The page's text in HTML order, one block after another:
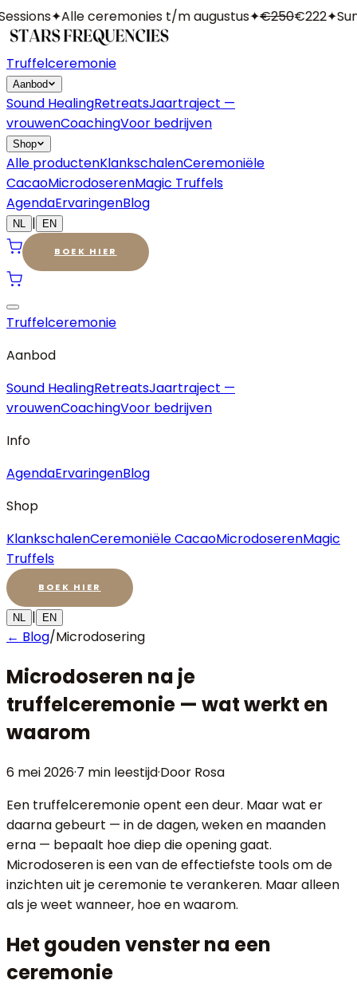
✦Alle ceremonies t/m augustus✦€250€222✦
Truffelceremonie
Aanbod
Sound HealingRetreatsJaartraject —
vrouwenCoachingVoor bedrijven
Shop
Alle productenKlankschalenCeremoniële
CacaoMicrodoserenMagic Truffels
AgendaErvaringenBlog
NL | EN
BOEK HIER
Truffelceremonie
Aanbod
Sound HealingRetreatsJaartraject —
vrouwenCoachingVoor bedrijven
Info
AgendaErvaringenBlog
Shop
KlankschalenCeremoniële CacaoMicrodoserenMagic
Truffels
BOEK HIER
NL | EN
← Blog/Microdosering
Microdoseren na je
truffelceremonie — wat werkt en
waarom
6 mei 2026·7 min leestijd·Door Rosa
Een truffelceremonie opent een deur. Maar wat er
daarna gebeurt — in de dagen, weken en maanden
erna — bepaalt hoe diep die opening gaat.
Microdoseren is een van de effectiefste tools om de
inzichten uit je ceremonie te verankeren. Maar alleen
als je weet wanneer, hoe en waarom.
Het gouden venster na een
ceremonie